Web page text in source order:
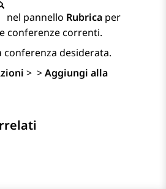
nel pannello Rubrica per
conferenze correnti.
conferenza desiderata.
> >Aggiungi alla